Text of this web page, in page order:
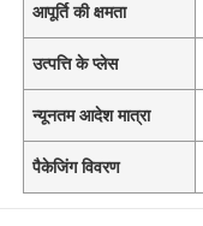
आपूर्ति की क्षमता
उत्पत्ति के प्लेस
न्यूनतम आदेश मात्रा
पैकेजिंग विवरण